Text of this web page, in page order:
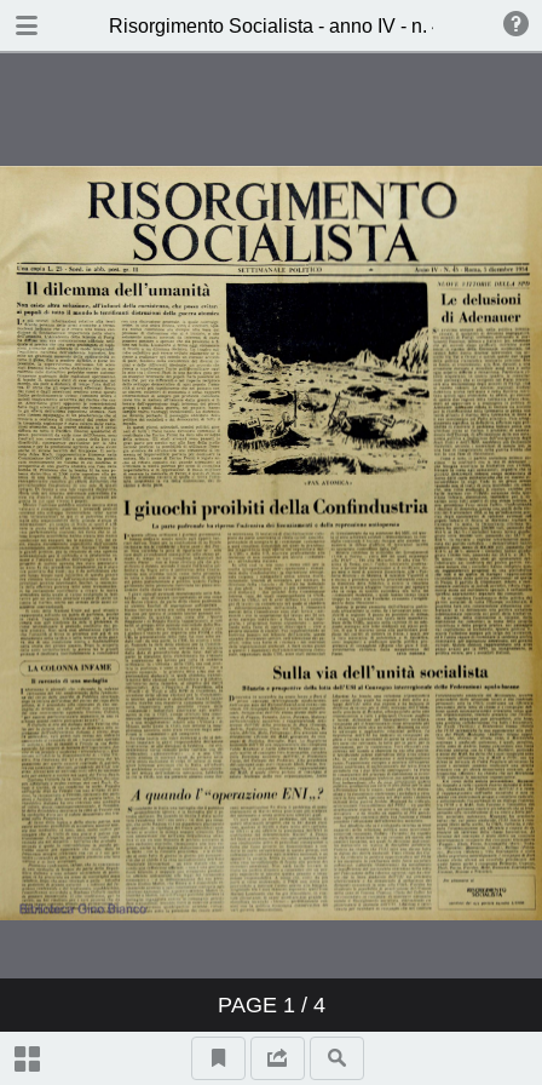
Risorgimento Socialista - anno IV - n. 45 - 5
PAGE 1/ 4
TABLE OF CONTENTS
I baroni dell'industria elettrica
(Attilio Pandini)
Dall'"Ordine nuovo" al Pci (Lucio
Libertini)
Ieri, oggi, domani (Aldo
Sammarco)